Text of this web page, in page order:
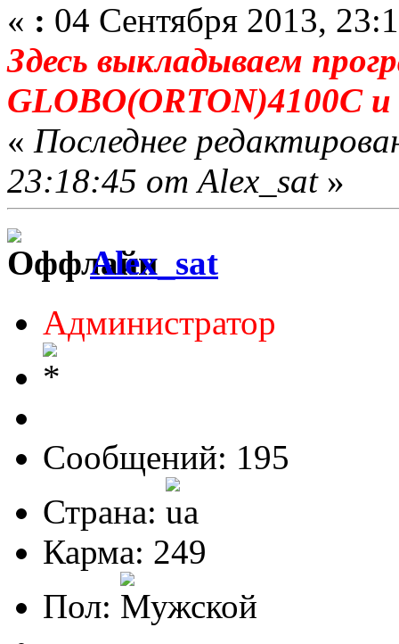
« : 04 Сентября 2013,
Здесь выкладываем
GLOBO(ORTON)4100C и
« Последнее
23:18:45 от Alex_sat»
Alex_sat
Администратор
Сообщений: 195
Страна:
Карма: 249
Пол: